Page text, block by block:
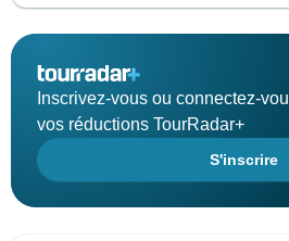
Inscrivez-vous ou connectez-
vos réductions TourRadar+
S'inscrire